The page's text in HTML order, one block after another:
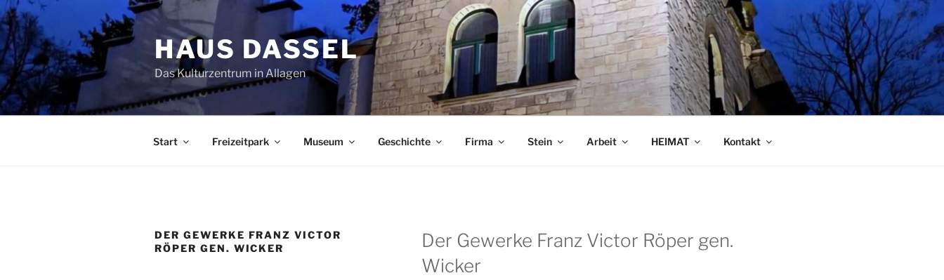
Zum
Inhalt
springen
HAUS DASSEL
Das Kulturzentrum in Allagen
Start Freizeitpark Museum Geschichte Firma Stein Arbeit HEIMAT Kontakt
DER GEWERKE FRANZ VICTOR
RÖPER GEN. WICKER
Der Gewerke Franz Victor Röper gen.
Wicker